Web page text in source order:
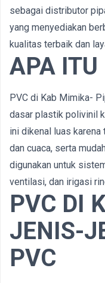
sebagai distributor
yang menyediakan
kualitas terbaik dan
APA ITU
PVC di Kab Mimika-
dasar plastik polivinil
ini dikenal luas karena
dan cuaca, serta
digunakan untuk
ventilasi, dan irigasi
PVC DI
JENIS-
PVC